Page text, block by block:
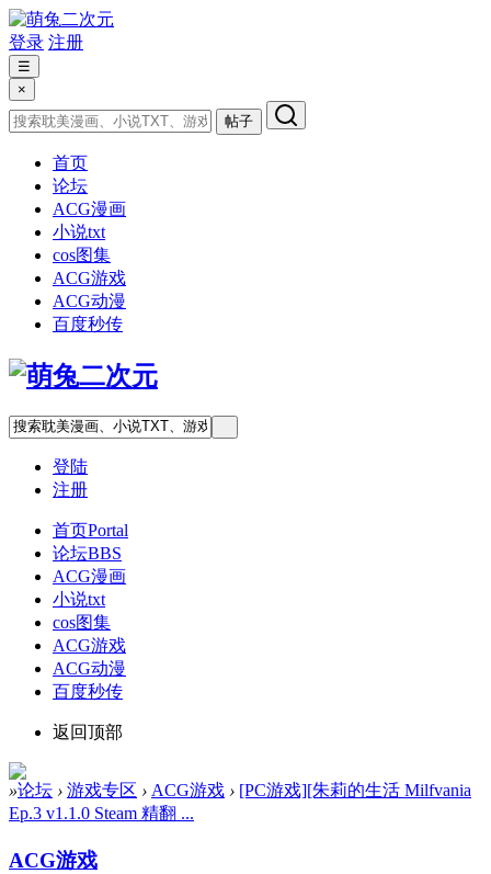
登录 注册
☰
×
帖子
首页
论坛
ACG漫画
小说txt
cos图集
ACG游戏
ACG动漫
百度秒传
登陆
注册
首页Portal
论坛BBS
ACG漫画
小说txt
cos图集
ACG游戏
ACG动漫
百度秒传
返回顶部
»论坛 › 游戏专区 › ACG游戏 › [PC游戏][朱莉的生活 Milfvania
Ep.3 v1.1.0 Steam 精翻 ...
ACG游戏